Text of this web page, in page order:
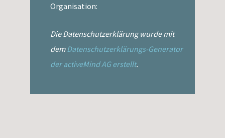
Organisation:
Die Datenschutzerklärung wurde mit
dem Datenschutzerklärungs-Generator
der activeMind AG erstellt.